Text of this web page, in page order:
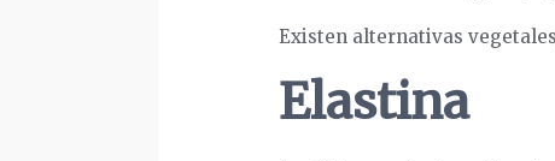
Existen alternativas
Elastina